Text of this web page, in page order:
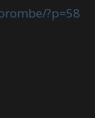
?p=58